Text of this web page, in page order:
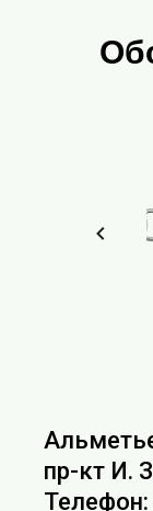
пр-кт И.